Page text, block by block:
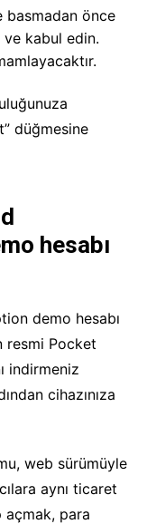
basmadan önce
ve kabul edin.
düğmesine
hesabı
demo hesabı
resmi Pocket
indirmeniz
cihazınıza
web sürümüyle
aynı ticaret
açmak, para